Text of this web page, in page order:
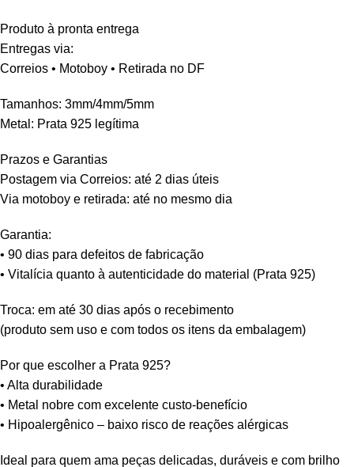
Produto à pronta entrega
Entregas via:
Correios • Motoboy • Retirada no DF
Tamanhos: 3mm/4mm/5mm
Metal: Prata 925 legítima
Prazos e Garantias
Postagem via Correios: até 2 dias úteis
Via motoboy e retirada: até no mesmo dia
Garantia:
• 90 dias para defeitos de fabricação
• Vitalícia quanto à autenticidade do material (Prata 925)
Troca: em até 30 dias após o recebimento
(produto sem uso e com todos os itens da embalagem)
Por que escolher a Prata 925?
• Alta durabilidade
• Metal nobre com excelente custo-benefício
• Hipoalergênico – baixo risco de reações alérgicas
Ideal para quem ama peças delicadas, duráveis e com brilho